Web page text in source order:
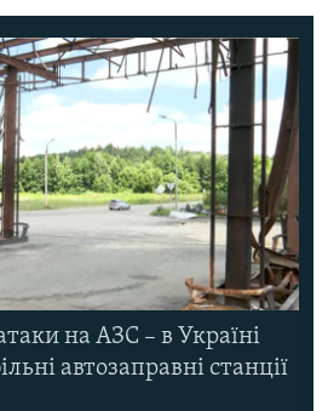
на АЗС – в Україні
автозаправні станції